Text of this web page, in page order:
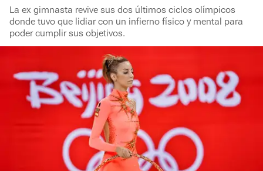
La ex gimnasta revive sus dos últimos ciclos olímpicos
donde tuvo que lidiar con un infierno físico y mental para
poder cumplir sus objetivos.